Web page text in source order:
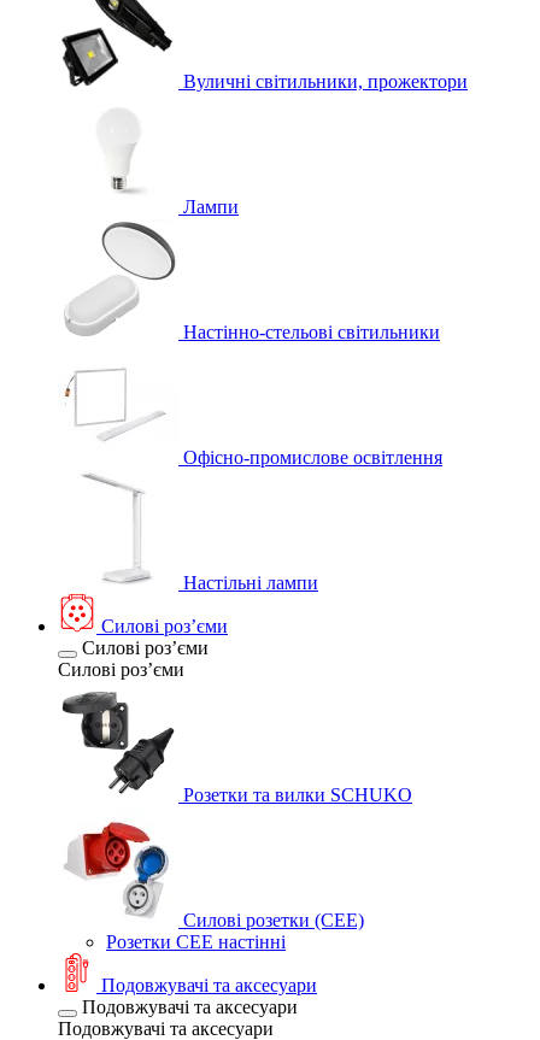
Вуличні світильники, прожектори
Лампи
Настінно-стельові світильники
Офісно-промислове освітлення
Настільні лампи
Силові розʼєми
Силові розʼєми
Силові розʼєми
Розетки та вилки SCHUKO
Силові розетки (CEE)
Розетки CEE настінні
Подовжувачі та аксесуари
Подовжувачі та аксесуари
Подовжувачі та аксесуари